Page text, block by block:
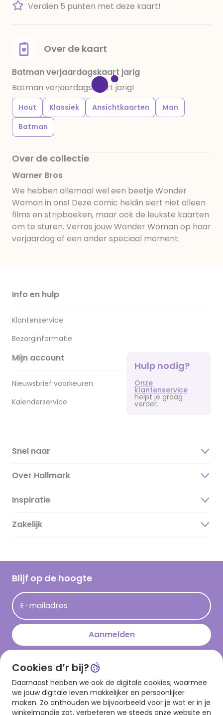
Verdien 5 punten met deze kaart!
Over de kaart
Batman verjaardagskaart jarig
Batman verjaardagskaart jarig!
Hout Klassiek Ansichtkaarten
Man
Batman
Over de collectie
Warner Bros
We hebben allemaal wel een beetje Wonder
Woman in ons! Deze comic heldin siert niet alleen
films en stripboeken, maar ook de leukste kaarten
om te sturen. Verras jouw Wonder Woman op haar
verjaardag of een ander speciaal moment.
Info en hulp
Klantenservice
Bezorginformatie
Mijn account
Nieuwsbrief voorkeuren
Kalenderservice
Hulp nodig?
Onze
klantenservice
helpt je graag
verder.
Snel naar
Over Hallmark
Over ons
Duurzaamheid
Hallmark Kaartclub
Acties
Persberichten
Hallmark en Kinderpostzegels
Inspiratie
Magazine
Cadeau inspiratie
Kaartinspiratie
Zakelijk
Blijf op de hoogte
E-mailadres
Aanmelden
Download onze app
Cookies d’r bij?
Daarnaast hebben we ook de digitale cookies, waarmee
we jouw digitale leven makkelijker en persoonlijker
maken. Zo onthouden we bijvoorbeeld voor je wat er in je
winkelmandje zat, verbeteren we steeds onze website en